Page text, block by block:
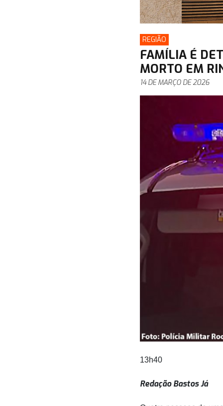
REGIÃO
FAMÍLIA É
MORTO EM
14 DE MARÇO DE 2026
13h40
Redação Bastos Já